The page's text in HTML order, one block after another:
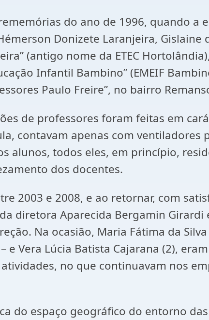
do ano de 1996, quando a
Donizete Laranjeira, Gislaine
(antigo nome da ETEC
Infantil Bambino” (EMEIF
Paulo Freire”, no bairro
de professores foram feitas em
contavam apenas com ventiladores
alunos, todos eles, em princípio,
dos docentes.
2003 e 2008, e ao retornar, com
diretora Aparecida Bergamin
Na ocasião, Maria Fátima da
Vera Lúcia Batista Cajarana (2),
no que continuavam nos
do espaço geográfico do entorno